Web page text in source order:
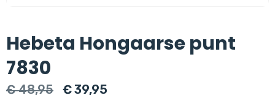
Hebeta Hongaarse punt
7830
€48,95
Oorspronkelijke
€39,95